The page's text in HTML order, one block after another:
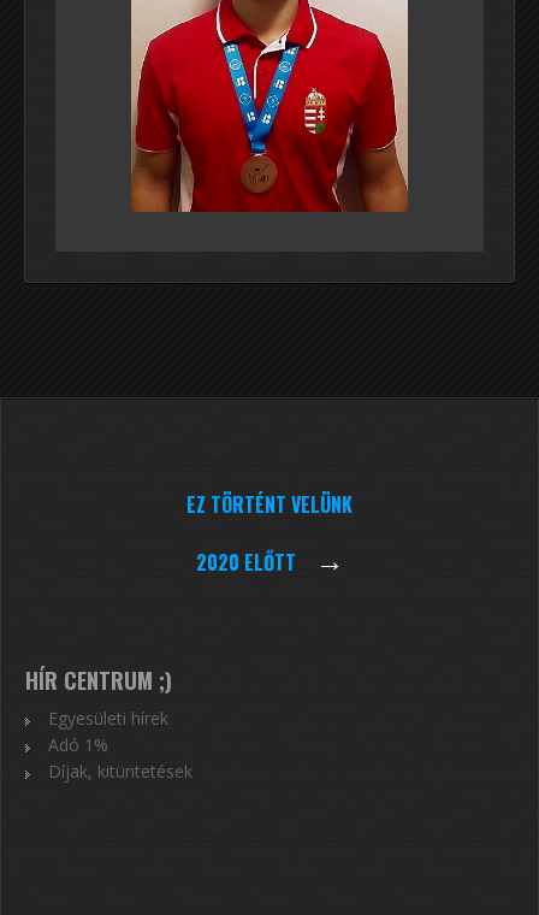
EZ TÖRTÉNT VELÜNK
2020 ELŐTT
→
HÍR CENTRUM ;)
Egyesületi hírek
Adó 1%
Díjak, kitüntetések